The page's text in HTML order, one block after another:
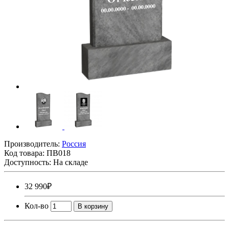
Производитель: Россия
Код товара: ПВ018
Доступность: На складе
32 990₽
Кол-во В корзину